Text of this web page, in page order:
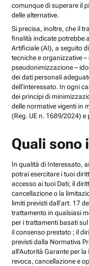
comunque di superare il
delle alternative.
Si precisa, inoltre, che il
finalità indicate potrebbe
Artificiale (AI), a seguito
tecniche e organizzative
pseudonimizzazione –
dei dati personali
dell’interessato. In ogni
dei principi di
delle normative vigenti in
(Reg. UE n. 1689/2024)
Quali sono
In qualità di Interessato,
potrai esercitare i tuoi
accesso ai tuoi Dati; il
cancellazione o la
limiti previsti dall’art. 17
trattamento in qualsiasi
per i trattamenti basati
il consenso prestato ; il
previsti dalla Normativa
all’Autorità Garante per
revoca, cancellazione e